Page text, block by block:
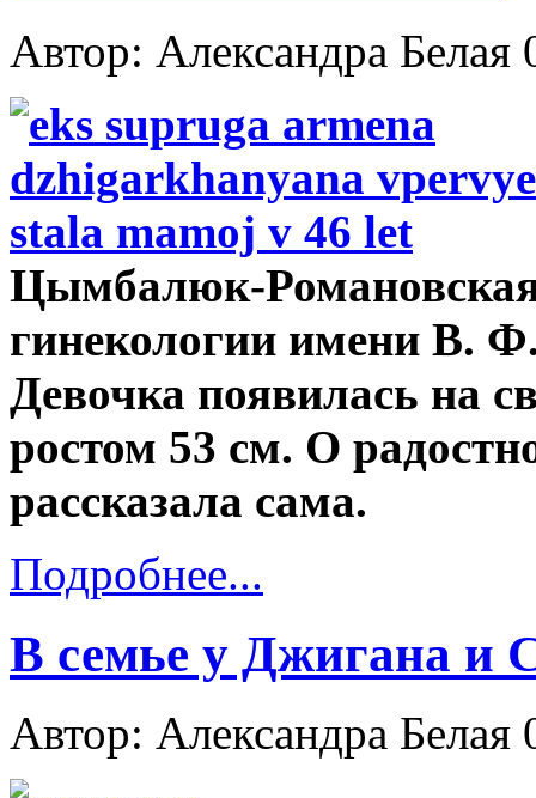
Автор: Александра Белая
Цымбалюк-
гинекологии имени В.
Девочка появилась на
ростом 53 см. О
рассказала сама.
Подробнее...
В семье у Джигана и
Автор: Александра Белая